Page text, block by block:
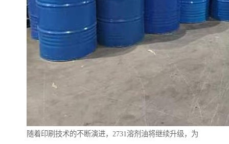
随着印刷技术的不断演进，2731溶剂油将继续升级，为